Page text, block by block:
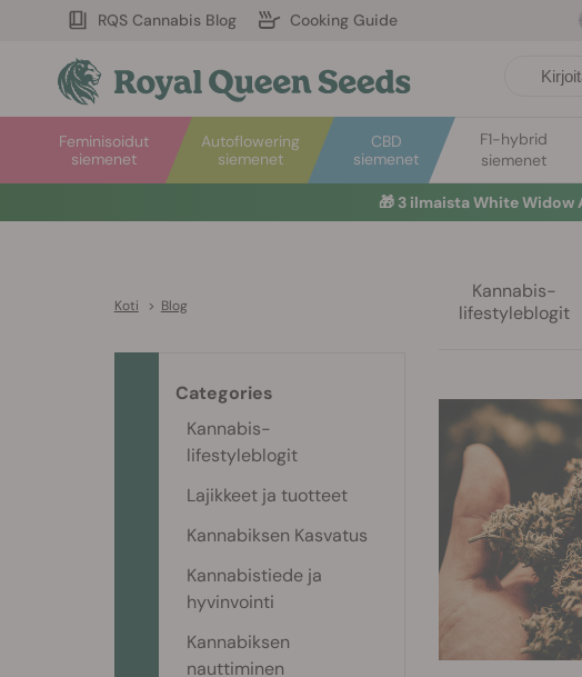
RQS Cannabis Blog Cooking Guide
Autoflowering
siemenet
Feminisoidut
siemenet
CBD
siemenet
F1-hybrid
siemenet
Koti > Blog
Kannabis-
lifestyleblogit
Categories
Kannabis-
lifestyleblogit
Lajikkeet ja tuotteet
Kannabiksen Kasvatus
Kannabistiede ja
hyvinvointi
Kannabiksen
nauttiminen